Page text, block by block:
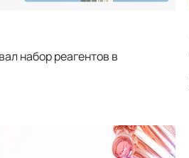
набор реагентов в